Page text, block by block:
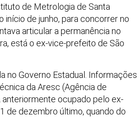
de Metrologia de Santa
início de junho, para concorrer no
articular a permanência no
está o ex-vice-prefeito de São
no Governo Estadual. Informações
da Aresc (Agência de
anteriormente ocupado pelo ex-
de dezembro último, quando do